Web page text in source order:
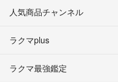
人気商品チャンネル
ラクマplus
ラクマ最強鑑定